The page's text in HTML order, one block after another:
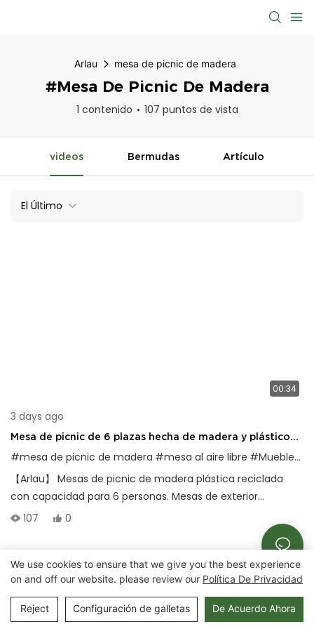
Arlau mesa de picnic de madera
#mesa De Picnic De Madera
1 contenido 107 puntos de vista
videos Bermudas Artículo
El Último
00:34
3 days ago
Mesa de picnic de 6 plazas hecha de madera y plástico
reciclado
#mesa de picnic de madera #mesa al aire libre #Muebles de exterior
【Arlau】 Mesas de picnic de madera plástica reciclada
con capacidad para 6 personas. Mesas de exterior
duraderas e impermeables con estructuras de acero
107 0
Derechos de autor © 2025 Chongqing Arlau Civic
Equipment Manufacturing Co., Ltd. | Mapa del sitio
We use cookies to ensure that we give you the best experience
on and off our website. please review our Política De Privacidad
Reject Configuración de galletas De Acuerdo Ahora